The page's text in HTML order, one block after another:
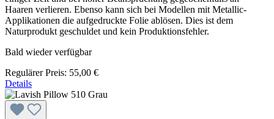
Haaren verlieren. Ebenso kann sich bei Modellen mit Metallic-
Applikationen die aufgedruckte Folie ablösen. Dies ist dem
Naturprodukt geschuldet und kein Produktionsfehler.
Bald wieder verfügbar
Regulärer Preis: 55,00 €
Details